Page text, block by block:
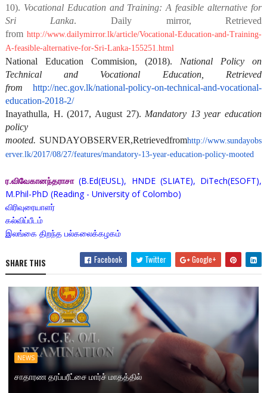
10). Vocational Education and Training: A feasible alternative for
Sri Lanka. Daily mirror, Retrieved
fromhttp://www.dailymirror.lk/article/Vocational-Education-and-Training-
A-feasible-alternative-for-Sri-Lanka-155251.html
National Education Commision, (2018). National Policy on
Technical and Vocational Education, Retrieved
fromhttp://nec.gov.lk/national-policy-on-technical-and-vocational-
education-2018-2/
Inayathulla, H. (2017, August 27). Mandatory 13 year education
policy
mooted. SUNDAYOBSERVER,Retrievedfromhttp://www.sundayobs
erver.lk/2017/08/27/features/mandatory-13-year-education-policy-mooted
ர.விவேகானந்தராசா (B.Ed(EUSL), HNDE (SLIATE), DiTech(ESOFT),
M.Phil-PhD (Reading - University of Colombo)
விரிவுரையாளர்
கல்விப்பீடம்
இலங்கை திறந்த பல்கலைக்கழகம்
SHARE THIS Facebook Twitter Google+
NEWS
சாதாரண தரப்பரீட்சை மார்ச் மாதத்தில்